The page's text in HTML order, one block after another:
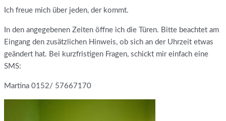
Ich freue mich über jeden, der kommt.
In den angegebenen Zeiten öffne ich die Türen. Bitte beachtet am
Eingang den zusätzlichen Hinweis, ob sich an der Uhrzeit etwas
geändert hat. Bei kurzfristigen Fragen, schickt mir einfach eine
SMS:
Martina 0152/ 57667170